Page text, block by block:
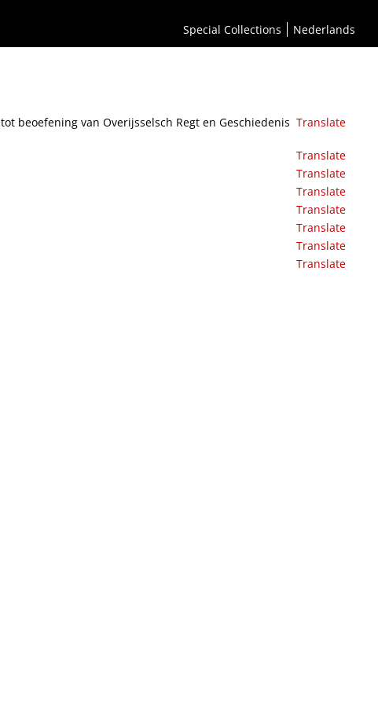
Special Collections Nederlands
vergadering, op 7 Julij 1866.
beoefening van Overijsselsch Regt en Geschiedenis Translate
Translate
Translate
Translate
Translate
Translate
Translate
Translate